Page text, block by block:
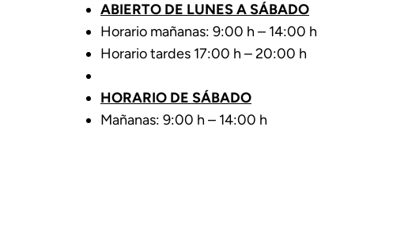
ABIERTO DE LUNES A SÁBADO
Horario mañanas: 9:00 h – 14:00 h
Horario tardes 17:00 h – 20:00 h
HORARIO DE SÁBADO
Mañanas: 9:00 h – 14:00 h